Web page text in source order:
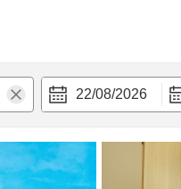
22/08/2026
bật Tiện nghi